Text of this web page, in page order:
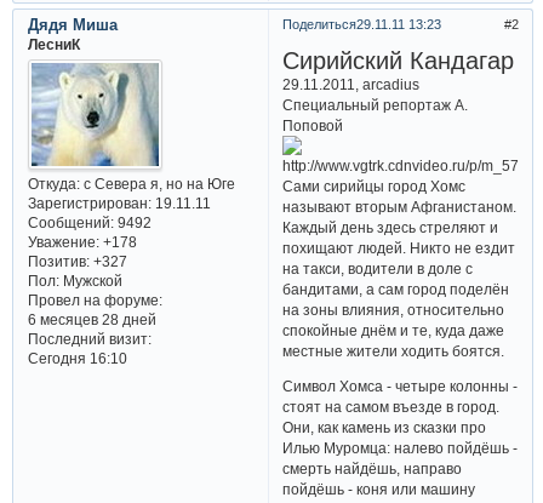
Поделиться 2
29.11.11 13:23
Дядя Миша
ЛесниК
Откуда:с Севера я, но на Юге
Зарегистрирован: 19.11.11
Сообщений:9492
Уважение: +178
Позитив: +327
Пол:Мужской
Провел на форуме:
6 месяцев 28 дней
Последний визит:
Сегодня 16:10
Сирийский Кандагар
29.11.2011, arcadius
Специальный репортаж А.
Поповой
Сами сирийцы город Хомс
называют вторым Афганистаном.
Каждый день здесь стреляют и
похищают людей. Никто не ездит
на такси, водители в доле с
бандитами, а сам город поделён
на зоны влияния, относительно
спокойные днём и те, куда даже
местные жители ходить боятся.
Символ Хомса - четыре колонны -
стоят на самом въезде в город.
Они, как камень из сказки про
Илью Муромца: налево пойдёшь -
смерть найдёшь, направо
пойдёшь - коня или машину